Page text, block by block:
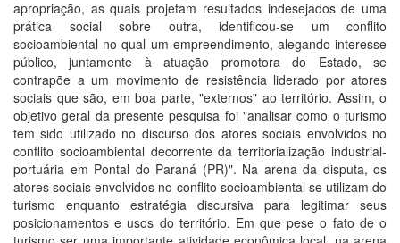
apropriação, as quais projetam resultados indesejados de uma
prática social sobre outra, identificou-se um conflito
socioambiental no qual um empreendimento, alegando interesse
público, juntamente à atuação promotora do Estado, se
contrapõe a um movimento de resistência liderado por atores
sociais que são, em boa parte, "externos" ao território. Assim, o
objetivo geral da presente pesquisa foi "analisar como o turismo
tem sido utilizado no discurso dos atores sociais envolvidos no
conflito socioambiental decorrente da territorialização industrial-
portuária em Pontal do Paraná (PR)". Na arena da disputa, os
atores sociais envolvidos no conflito socioambiental se utilizam do
turismo enquanto estratégia discursiva para legitimar seus
posicionamentos e usos do território. Em que pese o fato de o